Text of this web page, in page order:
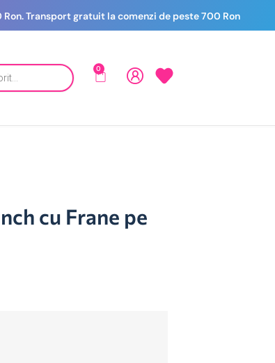
Transport gratuit la comenzi de peste 700 Ron
0
cu Frane pe